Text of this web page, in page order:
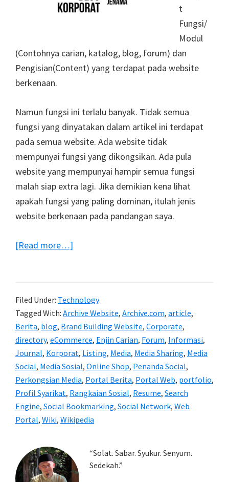
t
Fungsi/
Modul
(Contohnya carian, katalog, blog, forum) dan
Pengisian(Content) yang terdapat pada website
berkenaan.
Namun fungsi ini terlalu banyak. Tidak semua
fungsi yang dinyatakan dalam artikel ini terdapat
pada semua website. Ada website tidak
mempunyai fungsi yang dikongsikan. Ada pula
website yang mempunyai hampir semua fungsi
malah siap extra lagi. Jika demikian kena lihat
apakah fungsi yang paling dominan, itulah jenis
website berkenaan pada pandangan saya.
[Read more…]
Filed Under: Technology
Tagged With: Archive Website, Archive.com, article,
Berita, blog, Brand Building Website, Corporate,
directory, eCommerce, Enjin Carian, Forum, Informasi,
Journal, Korporat, Listing, Media, Media Sharing, Media
Social, Media Sosial, Online Shop, Penanda Social,
Perkongsian Media, Portal Berita, Portal Web, portfolio,
Profil Syarikat, Rangkaian Sosial, Resume, Search
Engine, Social Bookmarking, Social Network, Web
Portal, Wiki, Wikipedia
Primary
Sidebar
“Solat. Sabar. Syukur. Senyum.
Sedekah.”